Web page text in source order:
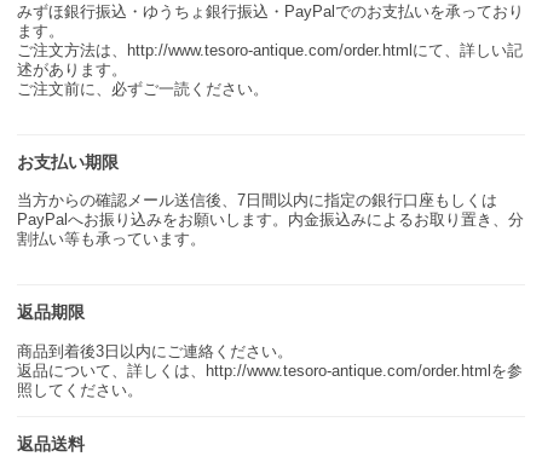
みずほ銀行振込・ゆうちょ銀行振込・PayPalでのお支払いを承っており
ます。
ご注文方法は、http://www.tesoro-antique.com/order.htmlにて、詳しい記
述があります。
ご注文前に、必ずご一読ください。
お支払い期限
当方からの確認メール送信後、7日間以内に指定の銀行口座もしくは
PayPalへお振り込みをお願いします。内金振込みによるお取り置き、分
割払い等も承っています。
返品期限
商品到着後3日以内にご連絡ください。
返品について、詳しくは、http://www.tesoro-antique.com/order.htmlを参
照してください。
返品送料